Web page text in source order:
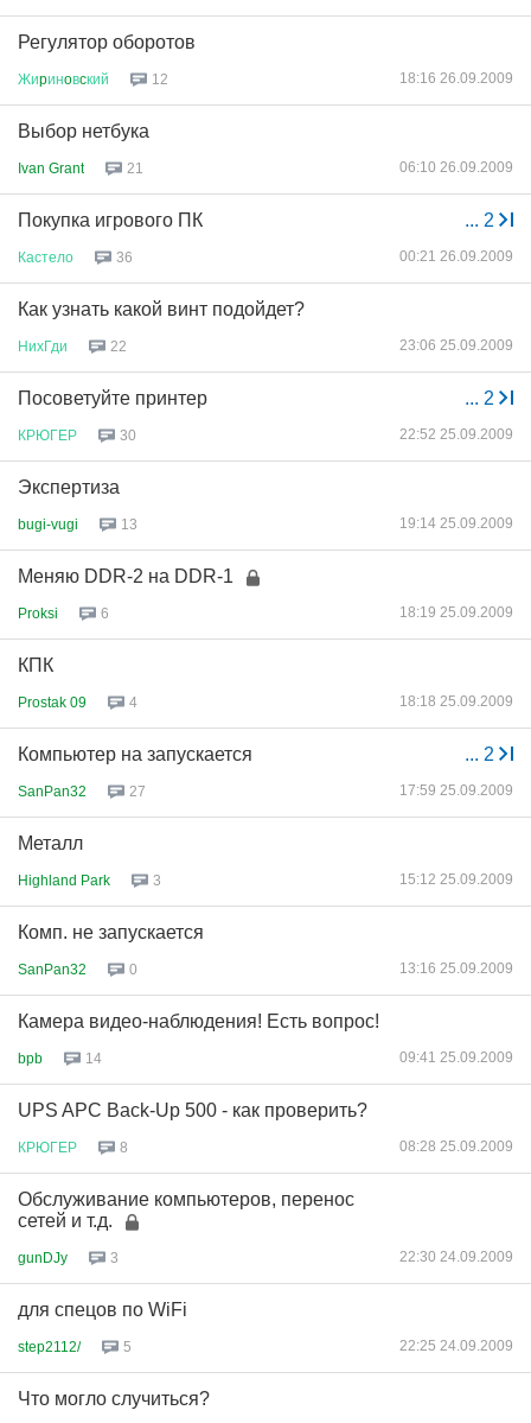
Регулятор оборотов
Жиpинoвcкий 12 18:16 26.09.2009
Выбор нетбука
Ivan Grant 21 06:10 26.09.2009
... 2
Покупка игрового ПК
Кастело 36 00:21 26.09.2009
Как узнать какой винт подойдет?
НихГди 22 23:06 25.09.2009
... 2
Посоветуйте принтер
КРЮГЕР 30 22:52 25.09.2009
Экспертиза
bugi-vugi 13 19:14 25.09.2009
Меняю DDR-2 на DDR-1
Proksi 6 18:19 25.09.2009
КПК
Prostak 09 4 18:18 25.09.2009
... 2
Компьютер на запускается
SanPan32 27 17:59 25.09.2009
Металл
Highland Park 3 15:12 25.09.2009
Комп. не запускается
SanPan32 0 13:16 25.09.2009
Камера видео-наблюдения! Есть вопрос!
bpb 14 09:41 25.09.2009
UPS APC Back-Up 500 - как проверить?
КРЮГЕР 8 08:28 25.09.2009
Обслуживание компьютеров, перенос
сетей и т.д.
gunDJy 3 22:30 24.09.2009
для спецов по WiFi
step2112/ 5 22:25 24.09.2009
Что могло случиться?